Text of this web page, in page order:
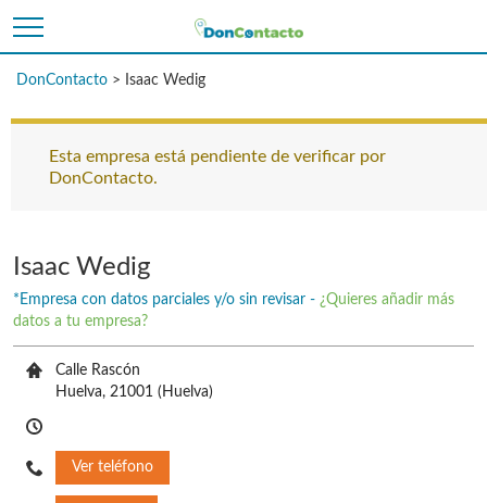
DonContacto > Isaac Wedig
Esta empresa está pendiente de verificar por
DonContacto.
Isaac Wedig
*Empresa con datos parciales y/o sin revisar - ¿Quieres añadir más
datos a tu empresa?
Calle Rascón
Huelva, 21001 (Huelva)
Ver teléfono